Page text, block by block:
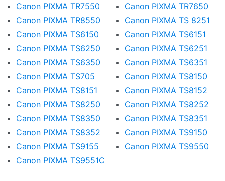
Webáruház értékelés
Kérdezzen
Canon PIXMA TR7550
Canon PIXMA TR7650
Canon PIXMA TR8550
Canon PIXMA TS 8251
Canon PIXMA TS6150
Canon PIXMA TS6151
Canon PIXMA TS6250
Canon PIXMA TS6251
Canon PIXMA TS6350
Canon PIXMA TS6351
Canon PIXMA TS705
Canon PIXMA TS8150
Canon PIXMA TS8151
Canon PIXMA TS8152
Canon PIXMA TS8250
Canon PIXMA TS8252
Canon PIXMA TS8350
Canon PIXMA TS8351
Canon PIXMA TS8352
Canon PIXMA TS9150
Canon PIXMA TS9155
Canon PIXMA TS9550
Canon PIXMA TS9551C